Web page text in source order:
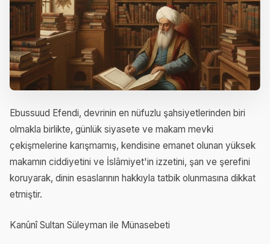
Ebussuud Efendi, devrinin en nüfuzlu şahsiyetlerinden biri
olmakla birlikte, günlük siyasete ve makam mevki
çekişmelerine karışmamış, kendisine emanet olunan yüksek
makamın ciddiyetini ve İslâmiyet'in izzetini, şan ve şerefini
koruyarak, dinin esaslarının hakkıyla tatbik olunmasına dikkat
etmiştir.
Kanûnî Sultan Süleyman ile Münasebeti